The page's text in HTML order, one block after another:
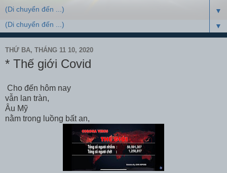
▼
▼
THỨ BA, THÁNG 11 10, 2020
* Thế giới Covid
Cho đến hôm nay
vẫn lan tràn,
Âu Mỹ
nằm trong luồng bất an,